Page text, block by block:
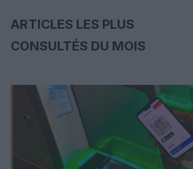
ARTICLES LES PLUS
CONSULTÉS DU MOIS